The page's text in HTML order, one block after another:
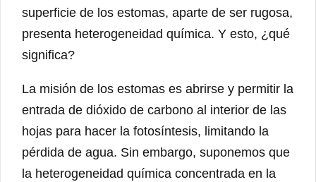
superficie de los estomas, aparte de ser rugosa,
presenta heterogeneidad química. Y esto, ¿qué
significa?
La misión de los estomas es abrirse y permitir la
entrada de dióxido de carbono al interior de las
hojas para hacer la fotosíntesis, limitando la
pérdida de agua. Sin embargo, suponemos que
la heterogeneidad química concentrada en la